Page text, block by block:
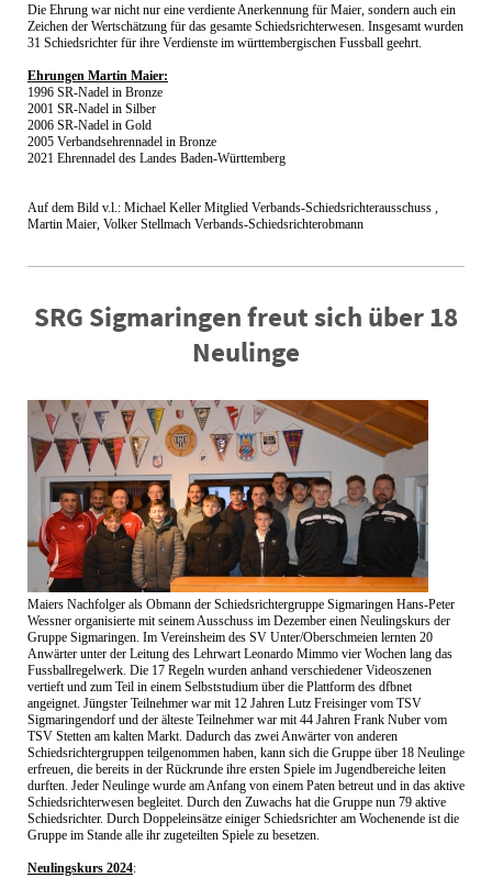
Die Ehrung war nicht nur eine verdiente Anerkennung für Maier, sondern auch ein
Zeichen der Wertschätzung für das gesamte Schiedsrichterwesen. Insgesamt wurden
31 Schiedsrichter für ihre Verdienste im württembergischen Fussball geehrt.
Ehrungen Martin Maier:
1996 SR-Nadel in Bronze
2001 SR-Nadel in Silber
2006 SR-Nadel in Gold
2005 Verbandsehrennadel in Bronze
2021 Ehrennadel des Landes Baden-Württemberg
Auf dem Bild v.l.: Michael Keller Mitglied Verbands-Schiedsrichterausschuss ,
Martin Maier, Volker Stellmach Verbands-Schiedsrichterobmann
SRG Sigmaringen freut sich über 18
Neulinge
Maiers Nachfolger als Obmann der Schiedsrichtergruppe Sigmaringen Hans-Peter
Wessner organisierte mit seinem Ausschuss im Dezember einen Neulingskurs der
Gruppe Sigmaringen. Im Vereinsheim des SV Unter/Oberschmeien lernten 20
Anwärter unter der Leitung des Lehrwart Leonardo Mimmo vier Wochen lang das
Fussballregelwerk. Die 17 Regeln wurden anhand verschiedener Videoszenen
vertieft und zum Teil in einem Selbststudium über die Plattform des dfbnet
angeignet. Jüngster Teilnehmer war mit 12 Jahren Lutz Freisinger vom TSV
Sigmaringendorf und der älteste Teilnehmer war mit 44 Jahren Frank Nuber vom
TSV Stetten am kalten Markt. Dadurch das zwei Anwärter von anderen
Schiedsrichtergruppen teilgenommen haben, kann sich die Gruppe über 18 Neulinge
erfreuen, die bereits in der Rückrunde ihre ersten Spiele im Jugendbereiche leiten
durften. Jeder Neulinge wurde am Anfang von einem Paten betreut und in das aktive
Schiedsrichterwesen begleitet. Durch den Zuwachs hat die Gruppe nun 79 aktive
Schiedsrichter. Durch Doppeleinsätze einiger Schiedsrichter am Wochenende ist die
Gruppe im Stande alle ihr zugeteilten Spiele zu besetzen.
Neulingskurs 2024: